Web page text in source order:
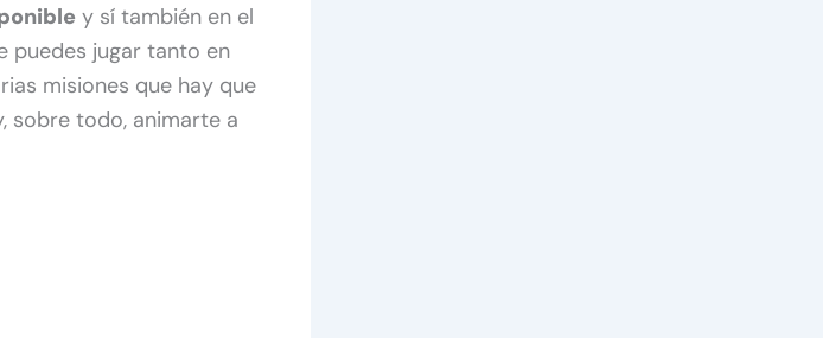
y sí también en el
puedes jugar tanto en
misiones que hay que
sobre todo, animarte a